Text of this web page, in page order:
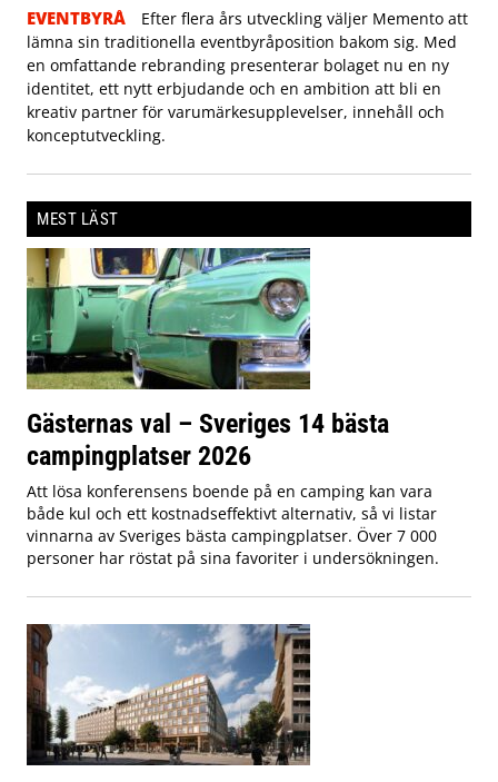
EVENTBYRÅ
Efter flera års utveckling väljer Memento att
lämna sin traditionella eventbyråposition bakom sig. Med
en omfattande rebranding presenterar bolaget nu en ny
identitet, ett nytt erbjudande och en ambition att bli en
kreativ partner för varumärkesupplevelser, innehåll och
konceptutveckling.
MEST LÄST
Gästernas val – Sveriges 14 bästa
campingplatser 2026
Att lösa konferensens boende på en camping kan vara
både kul och ett kostnadseffektivt alternativ, så vi listar
vinnarna av Sveriges bästa campingplatser. Över 7 000
personer har röstat på sina favoriter i undersökningen.